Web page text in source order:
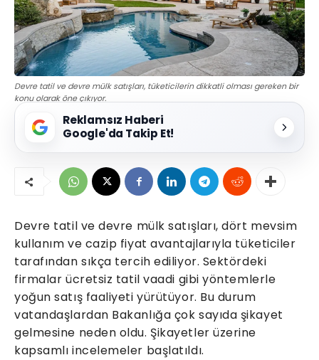
Devre tatil ve devre mülk satışları, tüketicilerin dikkatli olması gereken bir
konu olarak öne çıkıyor.
Reklamsız Haberi
Google'da Takip Et!
Devre tatil ve devre mülk satışları, dört mevsim
kullanım ve cazip fiyat avantajlarıyla tüketiciler
tarafından sıkça tercih ediliyor. Sektördeki
firmalar ücretsiz tatil vaadi gibi yöntemlerle
yoğun satış faaliyeti yürütüyor. Bu durum
vatandaşlardan Bakanlığa çok sayıda şikayet
gelmesine neden oldu. Şikayetler üzerine
kapsamlı incelemeler başlatıldı.